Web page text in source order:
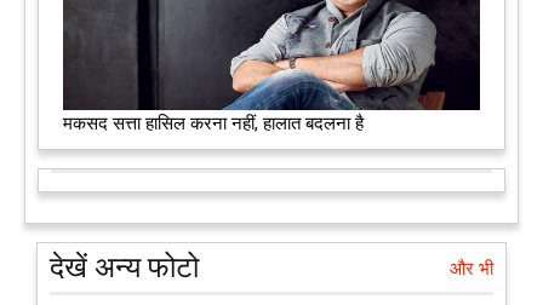
मकसद सत्ता हासिल करना नहीं, हालात बदलना है
देखें अन्य फोटो और भी